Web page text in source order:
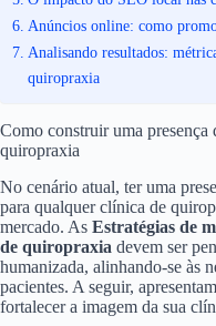
Anúncios online: como
Analisando resultados:
quiropraxia
Como construir uma
quiropraxia
No cenário atual, ter uma
para qualquer clínica de
mercado. As Estratégias de
de quiropraxia devem ser
humanizada, alinhando-se às
pacientes. A seguir,
fortalecer a imagem da sua